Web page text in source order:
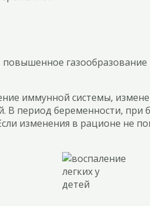
иммунной системы,
В период беременности,
изменения в рационе не